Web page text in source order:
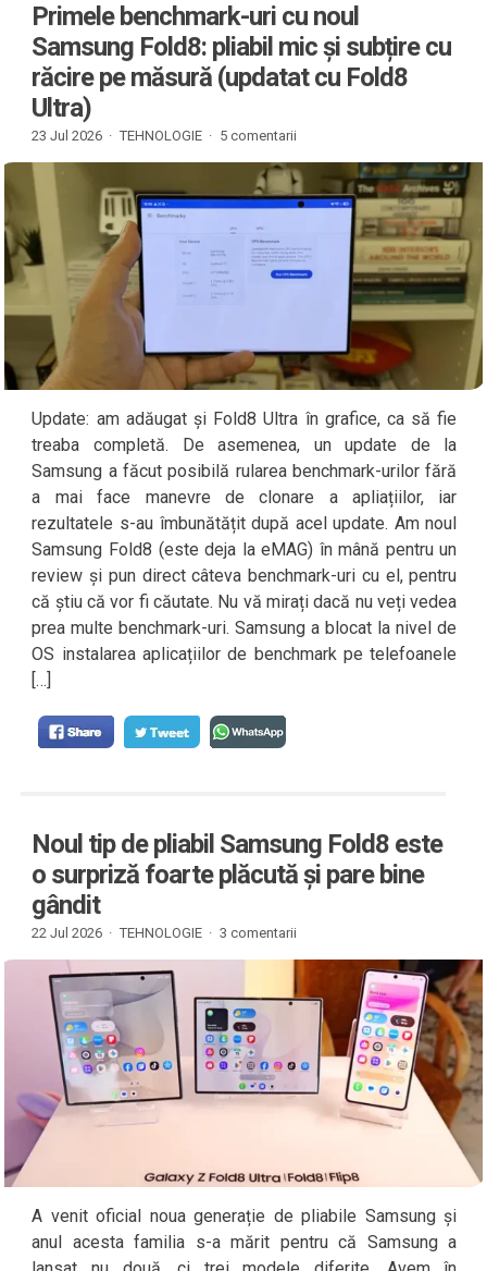
Primele benchmark-uri cu noul
Samsung Fold8: pliabil mic și subțire cu
răcire pe măsură (updatat cu Fold8
Ultra)
23 Jul 2026 · TEHNOLOGIE · 5 comentarii
Update: am adăugat și Fold8 Ultra în grafice, ca să fie
treaba completă. De asemenea, un update de la
Samsung a făcut posibilă rularea benchmark-urilor fără
a mai face manevre de clonare a apliațiilor, iar
rezultatele s-au îmbunătățit după acel update. Am noul
Samsung Fold8 (este deja la eMAG) în mână pentru un
review și pun direct câteva benchmark-uri cu el, pentru
că știu că vor fi căutate. Nu vă mirați dacă nu veți vedea
prea multe benchmark-uri. Samsung a blocat la nivel de
OS instalarea aplicațiilor de benchmark pe telefoanele
[…]
Noul tip de pliabil Samsung Fold8 este
o surpriză foarte plăcută și pare bine
gândit
22 Jul 2026 · TEHNOLOGIE · 3 comentarii
A venit oficial noua generație de pliabile Samsung și
anul acesta familia s-a mărit pentru că Samsung a